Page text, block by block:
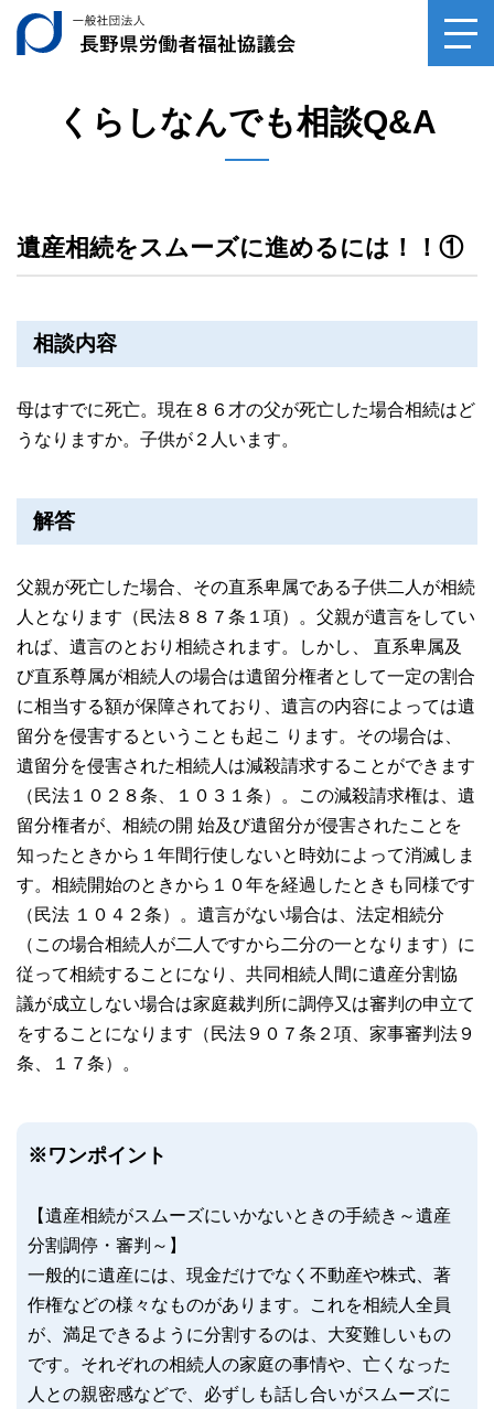
一般社団法人長野
くらしなんでも相談Q&A
遺産相続をスムーズに進めるには！！①
相談内容
母はすでに死亡。現在８６才の父が死亡した場合相続はど
うなりますか。子供が２人います。
解答
父親が死亡した場合、その直系卑属である子供二人が相続
人となります（民法８８７条１項）。父親が遺言をしてい
れば、遺言のとおり相続されます。しかし、 直系卑属及
び直系尊属が相続人の場合は遺留分権者として一定の割合
に相当する額が保障されており、遺言の内容によっては遺
留分を侵害するということも起こ ります。その場合は、
遺留分を侵害された相続人は減殺請求することができます
（民法１０２８条、１０３１条）。この減殺請求権は、遺
留分権者が、相続の開 始及び遺留分が侵害されたことを
知ったときから１年間行使しないと時効によって消滅しま
す。相続開始のときから１０年を経過したときも同様です
（民法 １０４２条）。遺言がない場合は、法定相続分
（この場合相続人が二人ですから二分の一となります）に
従って相続することになり、共同相続人間に遺産分割協
議が成立しない場合は家庭裁判所に調停又は審判の申立て
をすることになります（民法９０７条２項、家事審判法９
条、１７条）。
※ワンポイント
【遺産相続がスムーズにいかないときの手続き～遺産
分割調停・審判～】
一般的に遺産には、現金だけでなく不動産や株式、著
作権などの様々なものがあります。これを相続人全員
が、満足できるように分割するのは、大変難しいもの
です。それぞれの相続人の家庭の事情や、亡くなった
人との親密感などで、必ずしも話し合いがスムーズに